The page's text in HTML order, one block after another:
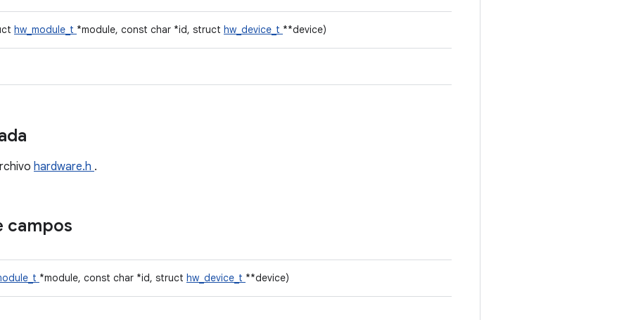
hw_module_t *module, const char *id, struct hw_device_t **device)
hardware.h .
campos
*module, const char *id, struct hw_device_t **device)